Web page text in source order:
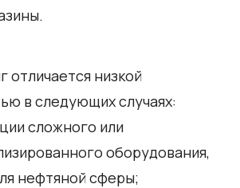
отличается низкой
в следующих случаях:
сложного или
оборудования,
нефтяной сферы;